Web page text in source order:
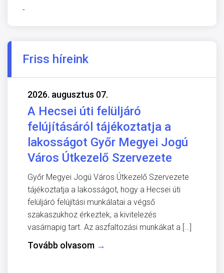
-
Friss híreink
2026. augusztus 07.
A Hecsei úti felüljáró
felújításáról tájékoztatja a
lakosságot Győr Megyei Jogú
Város Útkezelő Szervezete
Győr Megyei Jogú Város Útkezelő Szervezete
tájékoztatja a lakosságot, hogy a Hecsei úti
felüljáró felújítási munkálatai a végső
szakaszukhoz érkeztek, a kivitelezés
vasárnapig tart. Az aszfaltozási munkákat a […]
Tovább olvasom →